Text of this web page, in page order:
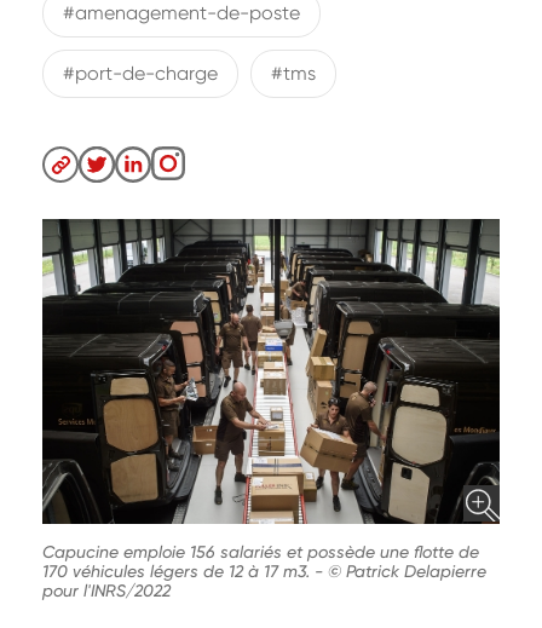
#amenagement-de-poste
#port-de-charge #tms
Capucine emploie 156 salariés et possède une flotte de
170 véhicules légers de 12 à 17 m3. - © Patrick Delapierre
pour l'INRS/2022